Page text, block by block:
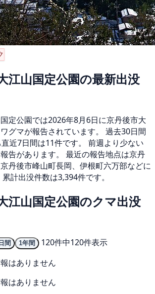
江山国定公園の最新出没
定公園では2026年8月6日に京丹後市大
グマが報告されています。 過去30日間
近7日間は11件です。 前週より少ない
告があります。 最近の報告地点は京丹
丹後市峰山町長岡、伊根町六万部などに
計出没件数は3,394件です。
江山国定公園のクマ出没
間 1年間
120件中120件表示
はありません
はありません